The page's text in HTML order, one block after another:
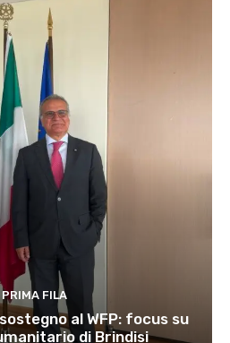
PRIMA FILA
al WFP: focus su
di Brindisi